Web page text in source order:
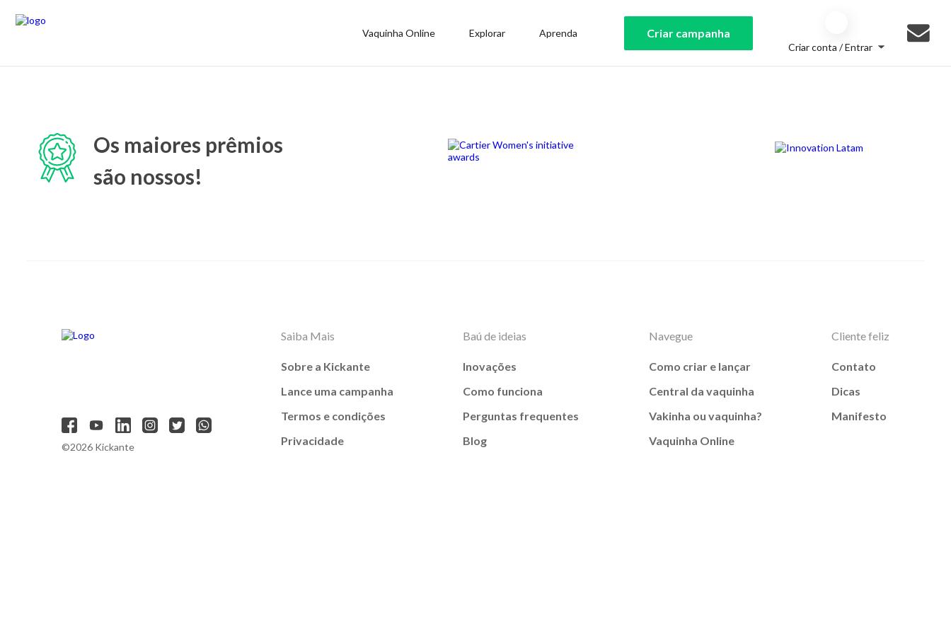
Vaquinha Online Explorar Aprenda Criar campanha
Criar conta / Entrar
Os maiores prêmios
são nossos!
©2026 Kickante
Saiba Mais
Sobre a Kickante
Lance uma campanha
Termos e condições
Privacidade
Baú de ideias
Inovações
Como funciona
Perguntas frequentes
Blog
Navegue
Como criar e lançar
Central da vaquinha
Vakinha ou vaquinha?
Vaquinha Online
Cliente feliz
Contato
Dicas
Manifesto